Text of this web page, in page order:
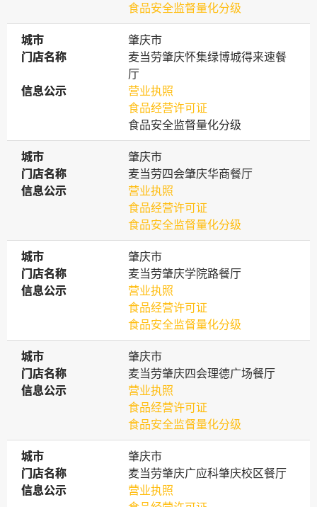
食品安全监督量化分级
城市
城市
肇庆市
门店名称
门店名称
麦当劳肇庆怀集绿博城得来速餐
厅
信息公示
信息公示
营业执照
食品经营许可证
食品安全监督量化分级
城市
城市
肇庆市
门店名称
门店名称
麦当劳四会肇庆华商餐厅
信息公示
信息公示
营业执照
食品经营许可证
食品安全监督量化分级
城市
城市
肇庆市
门店名称
门店名称
麦当劳肇庆学院路餐厅
信息公示
信息公示
营业执照
食品经营许可证
食品安全监督量化分级
城市
城市
肇庆市
门店名称
门店名称
麦当劳肇庆四会理德广场餐厅
信息公示
信息公示
营业执照
食品经营许可证
食品安全监督量化分级
城市
城市
肇庆市
门店名称
门店名称
麦当劳肇庆广应科肇庆校区餐厅
信息公示
信息公示
营业执照